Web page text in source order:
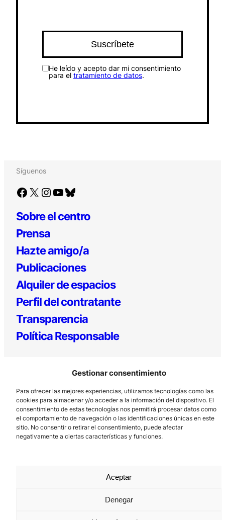
Gestionar consentimiento
Para ofrecer las mejores experiencias, utilizamos tecnologías como las
cookies para almacenar y/o acceder a la información del dispositivo. El
consentimiento de estas tecnologías nos permitirá procesar datos como
el comportamiento de navegación o las identificaciones únicas en este
sitio. No consentir o retirar el consentimiento, puede afectar
negativamente a ciertas características y funciones.
Aceptar
Denegar
He leído y acepto dar mi consentimiento
para el tratamiento de datos.
Síguenos
Facebook X Instagram YouTube Bluesky
Sobre el centro
Prensa
Hazte amigo/a
Publicaciones
Alquiler de espacios
Perfil del contratante
Transparencia
Política Responsable
Los Prados, 121 – 33203 Gijón
985 185 577 – info@laboralcentrodearte.org